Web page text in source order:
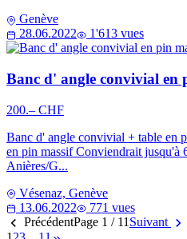
Genève
28.06.2022
1'613 vues
Banc d' angle convivial en
200.– CHF
Banc d' angle convivial + table en
en pin massif Conviendrait jusqu'à
Anières/G...
Vésenaz, Genève
13.06.2022
771 vues
PrécédentPage 1 / 11 Suivant